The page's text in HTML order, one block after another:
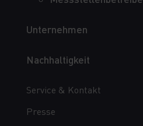
Unternehmen
Nachhaltigkeit
Service & Kontakt
Presse